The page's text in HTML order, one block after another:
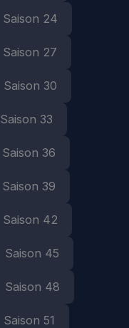
Saison 24
Saison 27
Saison 30
Saison 33
Saison 36
Saison 39
Saison 42
Saison 45
Saison 48
Saison 51